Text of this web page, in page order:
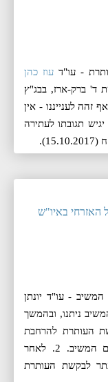
- עו"דעוז כהן
ד' ברק-ארז, בבג"ץ
דומה ואף זהה לענייננו - אין
תגובתו לעתירה
- עו"ד יונתן
המשיב ניתנו, ובהמשך
העותרת להרחבת
הצווים הארעיים וכן הודעה מעדכנת מטעם המשיב. 2. לאחר
לבקשת העותרת